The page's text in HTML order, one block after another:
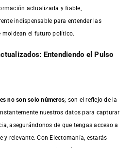
actualizada y fiable,
indispensable para entender las
moldean el futuro político.
Entendiendo el Pulso
no son solo números; son el reflejo de la
nuestros datos para capturar
asegurándonos de que tengas acceso a
y relevante. Con Electomanía, estarás